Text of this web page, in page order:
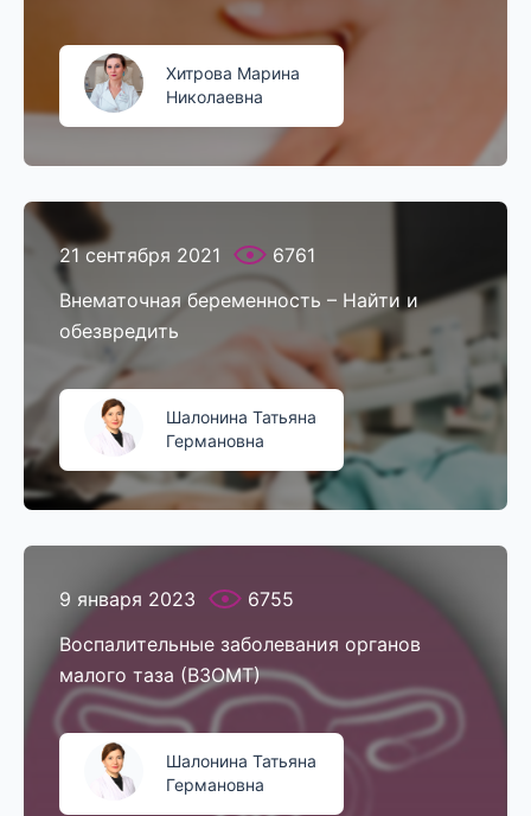
Хитрова Марина
Николаевна
21 сентября 2021
6761
Внематочная беременность – Найти и
обезвредить
Шалонина Татьяна
Германовна
9 января 2023
6755
Воспалительные заболевания органов
малого таза (ВЗОМТ)
Шалонина Татьяна
Германовна